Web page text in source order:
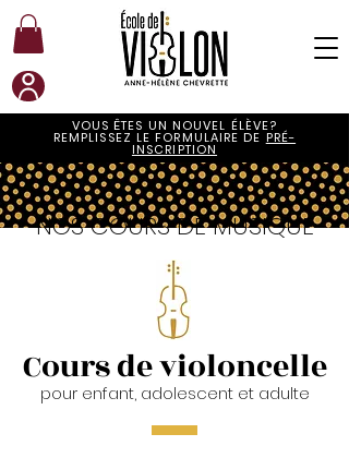
VOUS ÊTES UN NOUVEL ÉLÈVE?
REMPLISSEZ LE FORMULAIRE DE PRÉ-
INSCRIPTION
Cours de violoncelle
pour enfant, adolescent et adulte
NOS COURS DE MUSIQUE